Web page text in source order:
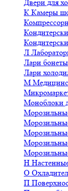
Двери для
К Камеры
Л
Лари бонеты
Лари
М
Моноблоки
Н
О
П